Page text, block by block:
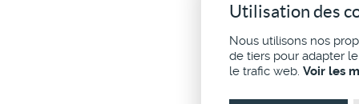
Utilisation des
Nous utilisons nos
de tiers pour adapter
le trafic web. Voir les